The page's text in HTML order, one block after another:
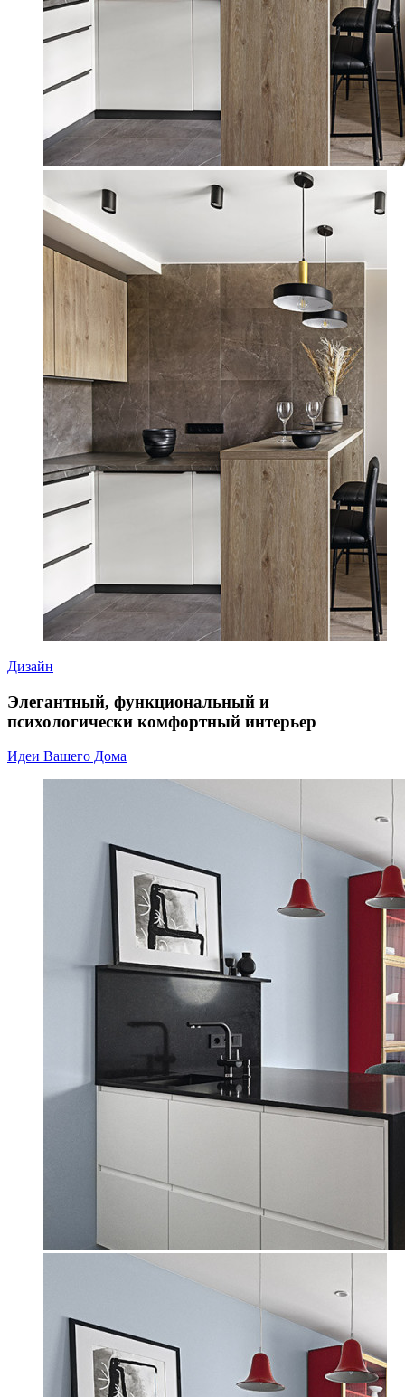
Дизайн
Элегантный, функциональный и
психологически комфортный интерьер
Идеи Вашего Дома